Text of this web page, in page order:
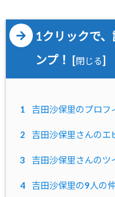
1クリックで
ンプ！
[閉じる]
1 吉田沙保里のプロフ
2 吉田沙保里さんのエ
3 吉田沙保里さんのツ
4 吉田沙保里の9人の